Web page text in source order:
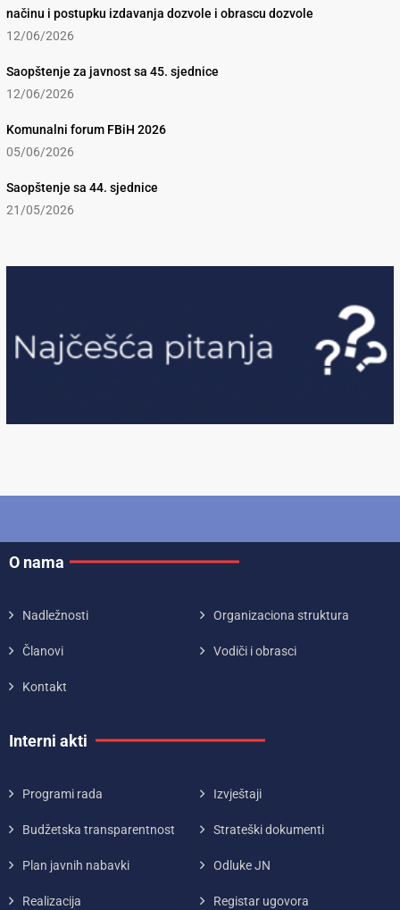
načinu i postupku izdavanja dozvole i obrascu dozvole
12/06/2026
Saopštenje za javnost sa 45. sjednice
12/06/2026
Komunalni forum FBiH 2026
05/06/2026
Saopštenje sa 44. sjednice
21/05/2026
O nama
Nadležnosti Organizaciona struktura
Članovi Vodiči i obrasci
Kontakt
Interni akti
Programi rada Izvještaji
Budžetska transparentnost Strateški dokumenti
Plan javnih nabavki Odluke JN
Realizacija Registar ugovora